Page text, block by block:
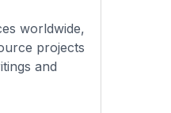
worldwide,
projects
and